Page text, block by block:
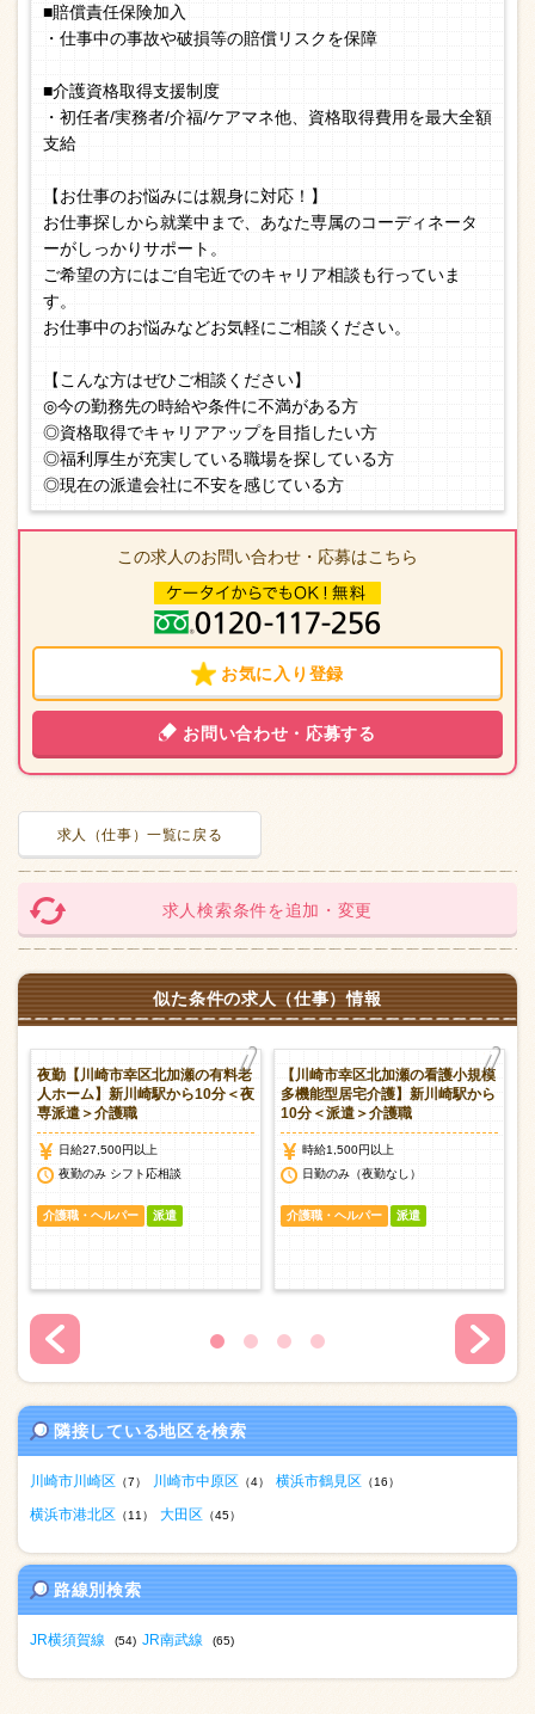
■賠償責任保険加入
・仕事中の事故や破損等の賠償リスクを保障
■介護資格取得支援制度
・初任者/実務者/介福/ケアマネ他、資格取得費用を最大全額
支給
【お仕事のお悩みには親身に対応！】
お仕事探しから就業中まで、あなた専属のコーディネータ
ーがしっかりサポート。
ご希望の方にはご自宅近でのキャリア相談も行っていま
す。
お仕事中のお悩みなどお気軽にご相談ください。
【こんな方はぜひご相談ください】
◎今の勤務先の時給や条件に不満がある方
◎資格取得でキャリアアップを目指したい方
◎福利厚生が充実している職場を探している方
◎現在の派遣会社に不安を感じている方
この求人のお問い合わせ・応募はこちら
お気に入り登録
お問い合わせ・応募する
求人（仕事）一覧に戻る
求人検索条件を追加・変更
似た条件の求人（仕事）情報
夜勤【川崎市幸区北加瀬の有料老
人ホーム】新川崎駅から10分＜夜
専派遣＞介護職
日給27,500円以上
夜勤のみ シフト応相談
介護職・ヘルパー 派遣
【川崎市幸区北加瀬の看護小規模
多機能型居宅介護】新川崎駅から
10分＜派遣＞介護職
時給1,500円以上
日勤のみ（夜勤なし）
介護職・ヘルパー 派遣
隣接している地区を検索
川崎市川崎区 （7） 川崎市中原区 （4） 横浜市鶴見区 （16）
横浜市港北区 （11） 大田区 （45）
路線別検索
JR横須賀線 (54) JR南武線 (65)